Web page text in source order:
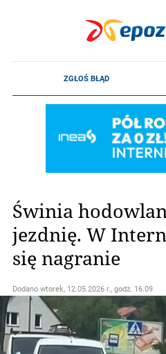
Świnia
jezdnię. W
się nagranie
Dodano wtorek, 12.05.2026 r., godz. 16.09